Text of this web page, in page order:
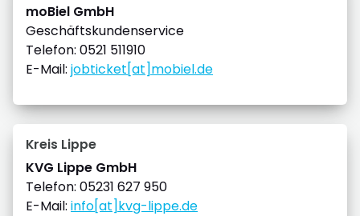
moBiel GmbH
Geschäftskundenservice
Telefon: 0521 511910
E-Mail: jobticket[at]mobiel.de
Kreis Lippe
KVG Lippe GmbH
Telefon: 05231 627 950
E-Mail: info[at]kvg-lippe.de